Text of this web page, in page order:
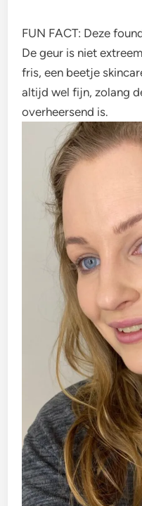
FUN FACT: Deze
De geur is niet
fris, een beetje
altijd wel fijn, zolang
overheersend is.